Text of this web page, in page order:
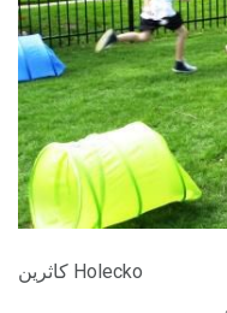
كاثرين Holecko